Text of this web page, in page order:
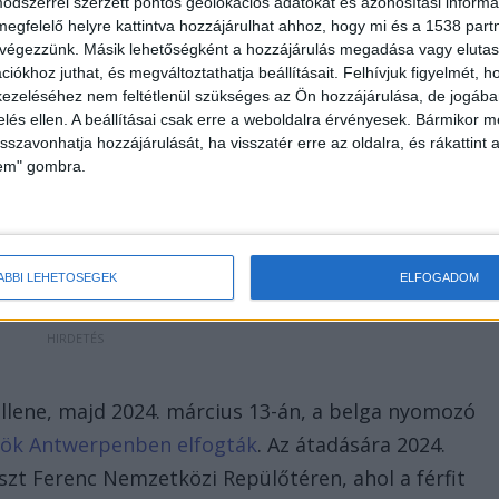
helyre kattintva hozzájárulhat ahhoz, hogy mi és a 1538
Másik lehetőségként a hozzájárulás megadása vagy
juthat, és megváltoztathatja beállításait. Felhívjuk figyelmét,
nem feltétlenül szükséges az Ön hozzájárulása, de
ellen. A beállításai csak erre a weboldalra érvényesek. Bármikor
hozzájárulását, ha visszatér erre az oldalra, és rákattint
gombra.
LEHETŐSÉGEK ELFOGADOM
évet kellett várni arra az információra, amelynek
nyomokat újra megvizsgálták. Az ekkor
azonosították azt az 53 éves belga férfit,
hozható.
majd 2024. március 13-án, a belga nyomozó
Antwerpenben elfogták. Az átadására 2024.
Ferenc Nemzetközi Repülőtéren, ahol a férfit